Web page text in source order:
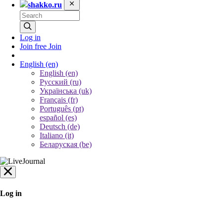
shakko.ru
Log in
Join free Join
English (en)
English (en)
Русский (ru)
Українська (uk)
Français (fr)
Português (pt)
español (es)
Deutsch (de)
Italiano (it)
Беларуская (be)
Log in